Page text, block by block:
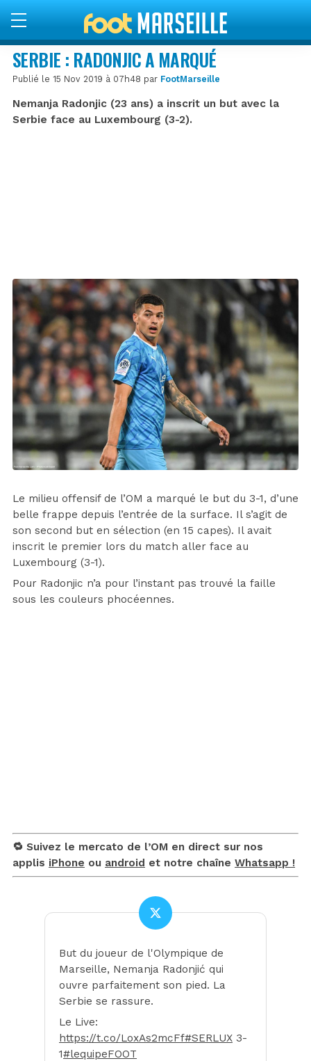
SERBIE : RADONJIC A MARQUÉ
Publié le 15 Nov 2019 à 07h48 par FootMarseille
Nemanja Radonjic (23 ans) a inscrit un but avec la
Serbie face au Luxembourg (3-2).
Le milieu offensif de l’OM a marqué le but du 3-1, d’une
belle frappe depuis l’entrée de la surface. Il s’agit de
son second but en sélection (en 15 capes). Il avait
inscrit le premier lors du match aller face au
Luxembourg (3-1).
Pour Radonjic n’a pour l’instant pas trouvé la faille
sous les couleurs phocéennes.
🔁 Suivez le mercato de l’OM en direct sur nos
applis iPhone ou android et notre chaîne Whatsapp !
But du joueur de l'Olympique de
Marseille, Nemanja Radonjić qui
ouvre parfaitement son pied. La
Serbie se rassure.
Le Live:
https://t.co/LoxAs2mcFf#SERLUX 3-
1#lequipeFOOT